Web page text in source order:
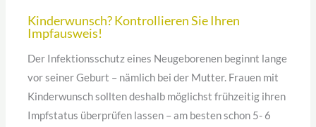
Kinderwunsch? Kontrollieren Sie Ihren
Impfausweis!
Der Infektionsschutz eines Neugeborenen beginnt lange
vor seiner Geburt – nämlich bei der Mutter. Frauen mit
Kinderwunsch sollten deshalb möglichst frühzeitig ihren
Impfstatus überprüfen lassen – am besten schon 5- 6